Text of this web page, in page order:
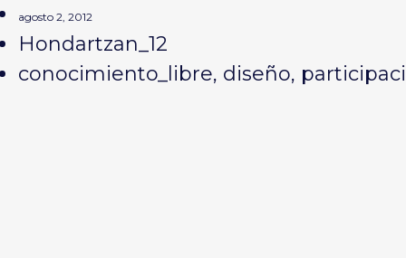
agosto 2, 2012
Hondartzan_12
conocimiento_libre, diseño,